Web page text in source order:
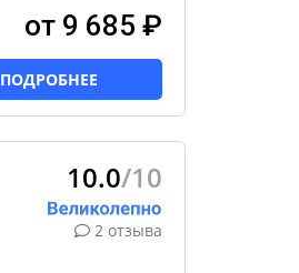
от 9 685 ₽
ПОДРОБНЕЕ
10.0/10
2 отзыва